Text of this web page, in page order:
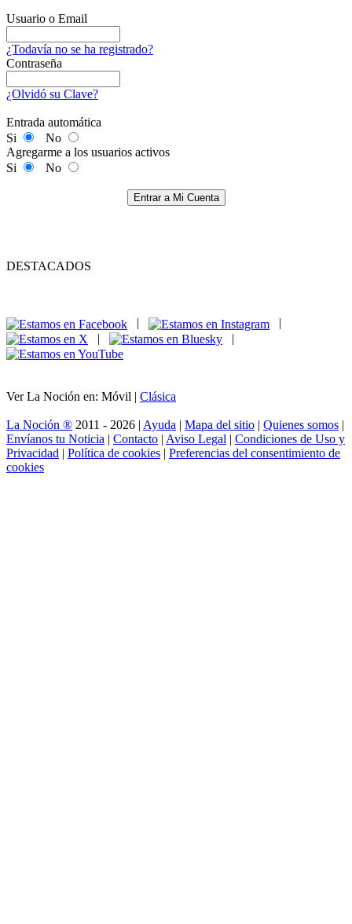
Usuario o Email
¿Todavía no se ha registrado?
Contraseña
¿Olvidó su Clave?
Entrada automática
Si
No
Agregarme a los usuarios activos
Si
No
Entrar a Mi Cuenta
DESTACADOS
|
|
Ver La Noción en: Móvil | Clásica
La Noción ® 2011 - 2026 | Ayuda | Mapa del sitio | Quienes somos |
Envíanos tu Noticia | Contacto | Aviso Legal | Condiciones de Uso y
Privacidad | Política de cookies | Preferencias del consentimiento de
cookies